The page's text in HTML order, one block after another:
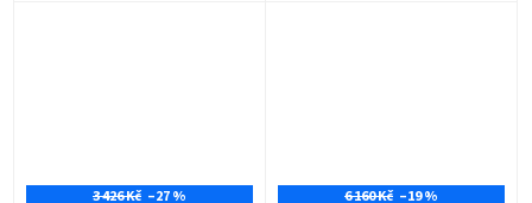
3 426 Kč –27 % 6 160 Kč –19 %